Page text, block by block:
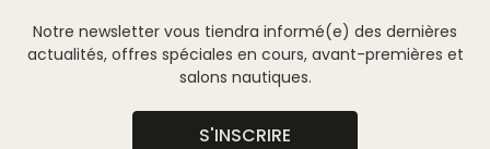
Notre newsletter vous tiendra informé(e) des dernières
actualités, offres spéciales en cours, avant-premières et
salons nautiques.
S'INSCRIRE